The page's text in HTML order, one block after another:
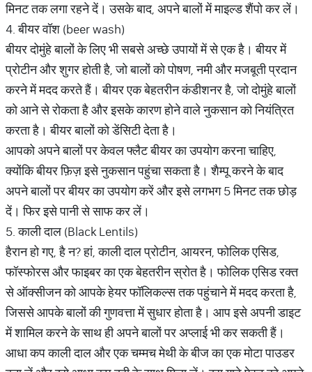
मिनट तक लगा रहने दें। उसके बाद, अपने बालों में माइल्ड शैंपो कर लें।
4. बीयर वॉश (beer wash)
बीयर दोमुंहे बालों के लिए भी सबसे अच्छे उपायों में से एक है। बीयर में
प्रोटीन और शुगर होती है, जो बालों को पोषण, नमी और मजबूती प्रदान
करने में मदद करते हैं। बीयर एक बेहतरीन कंडीशनर है, जो दोमुंहे बालों
को आने से रोकता है और इसके कारण होने वाले नुकसान को नियंत्रित
करता है। बीयर बालों को डेंसिटी देता है।
आपको अपने बालों पर केवल फ्लैट बीयर का उपयोग करना चाहिए,
क्योंकि बीयर फ़िज़ इसे नुकसान पहुंचा सकता है। शैम्पू करने के बाद
अपने बालों पर बीयर का उपयोग करें और इसे लगभग 5 मिनट तक छोड़
दें। फिर इसे पानी से साफ कर लें।
5. काली दाल (Black Lentils)
हैरान हो गए, है न? हां, काली दाल प्रोटीन, आयरन, फोलिक एसिड,
फॉस्फोरस और फाइबर का एक बेहतरीन स्रोत है। फोलिक एसिड रक्त
से ऑक्सीजन को आपके हेयर फॉलिकल्स तक पहुंचाने में मदद करता है,
जिससे आपके बालों की गुणवत्ता में सुधार होता है। आप इसे अपनी डाइट
में शामिल करने के साथ ही अपने बालों पर अप्लाई भी कर सकती हैं।
आधा कप काली दाल और एक चम्मच मेथी के बीज का एक मोटा पाउडर